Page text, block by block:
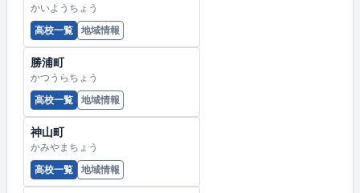
かいようちょう
高校一覧
地域情報
勝浦町
かつうらちょう
高校一覧
地域情報
神山町
かみやまちょう
高校一覧
地域情報